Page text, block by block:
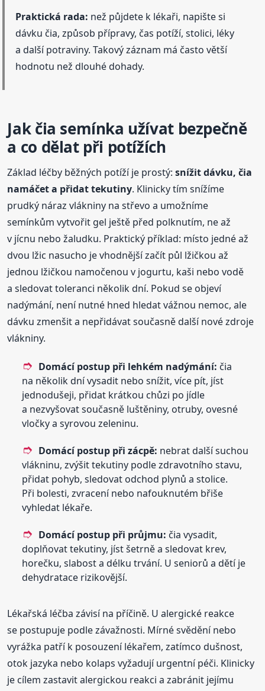
Praktická rada: než půjdete k lékaři, napište si
dávku čia, způsob přípravy, čas potíží, stolici, léky
a další potraviny. Takový záznam má často větší
hodnotu než dlouhé dohady.
Jak čia semínka užívat bezpečně
a co dělat při potížích
Základ léčby běžných potíží je prostý:snížit dávku, čia
namáčet a přidat tekutiny. Klinicky tím snížíme
prudký náraz vlákniny na střevo a umožníme
semínkům vytvořit gel ještě před polknutím, ne až
v jícnu nebo žaludku. Praktický příklad: místo jedné až
dvou lžic nasucho je vhodnější začít půl lžičkou až
jednou lžičkou namočenou v jogurtu, kaši nebo vodě
a sledovat toleranci několik dní. Pokud se objeví
nadýmání, není nutné hned hledat vážnou nemoc, ale
dávku zmenšit a nepřidávat současně další nové zdroje
vlákniny.
Domácí postup při lehkém nadýmání: čia
na několik dní vysadit nebo snížit, více pít, jíst
jednodušeji, přidat krátkou chůzi po jídle
a nezvyšovat současně luštěniny, otruby, ovesné
vločky a syrovou zeleninu.
Domácí postup při zácpě: nebrat další suchou
vlákninu, zvýšit tekutiny podle zdravotního stavu,
přidat pohyb, sledovat odchod plynů a stolice.
Při bolesti, zvracení nebo nafouknutém břiše
vyhledat lékaře.
Domácí postup při průjmu: čia vysadit,
doplňovat tekutiny, jíst šetrně a sledovat krev,
horečku, slabost a délku trvání. U seniorů a dětí je
dehydratace rizikovější.
Lékařská léčba závisí na příčině. U alergické reakce
se postupuje podle závažnosti. Mírné svědění nebo
vyrážka patří k posouzení lékařem, zatímco dušnost,
otok jazyka nebo kolaps vyžadují urgentní péči. Klinicky
je cílem zastavit alergickou reakci a zabránit jejímu